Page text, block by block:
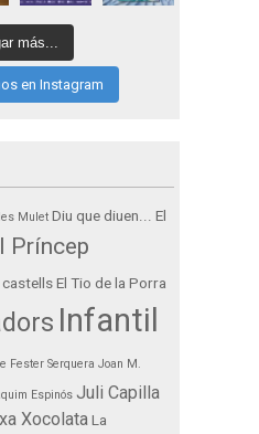
más...
en Instagram
Mulet Diu que diuen...
El
Príncep
castellsEl Tio de la Porra
Infantil
Fester Serquera Joan M.
Espinós Juli Capilla
XocolataLa